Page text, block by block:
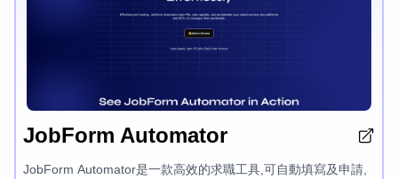
JobForm Automator
JobForm Automator是一款高效的求職工具,可自動填寫及申請,